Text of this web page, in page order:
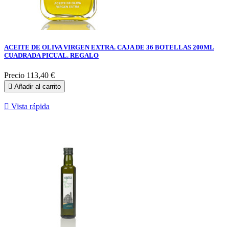
ACEITE DE OLIVA VIRGEN EXTRA. CAJA DE 36 BOTELLAS 200ML
CUADRADA PICUAL. REGALO
Precio 113,40 €
 Añadir al carrito
 Vista rápida